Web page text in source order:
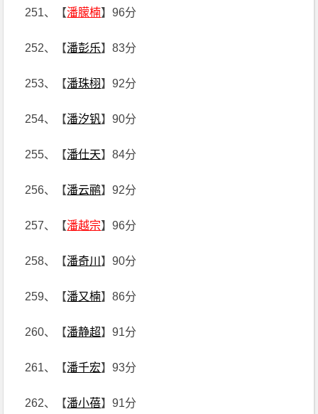
251、【潘朦楠】96分
252、【潘彭乐】83分
253、【潘珠栩】92分
254、【潘汐钒】90分
255、【潘仕天】84分
256、【潘云鹂】92分
257、【潘越宗】96分
258、【潘奇川 】90分
259、【潘又楠】86分
260、【潘静超】91分
261、【潘千宏】93分
262、【潘小蓓】91分